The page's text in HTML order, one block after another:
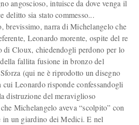
angoscioso, intuisce da dove venga il
delitto sia stato commesso...
brevissimo, narra di Michelangelo che
Leonardo morente, ospite del re
di Cloux, chiedendogli perdono per lo
fallita fusione in bronzo del
(qui ne è riprodotto un disegno
Leonardo risponde confessandogli
distruzione del meraviglioso
Michelangelo aveva “scolpito” con
in un giardino dei Medici. E nel